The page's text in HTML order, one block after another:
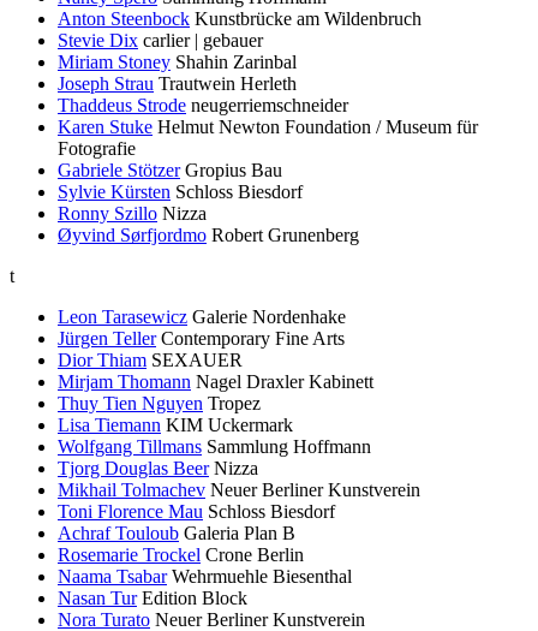
Anton Steenbock Kunstbrücke am Wildenbruch
Stevie Dix carlier | gebauer
Miriam Stoney Shahin Zarinbal
Joseph Strau Trautwein Herleth
Thaddeus Strode neugerriemschneider
Karen Stuke Helmut Newton Foundation / Museum für
Fotografie
Gabriele Stötzer Gropius Bau
Sylvie Kürsten Schloss Biesdorf
Ronny Szillo Nizza
Øyvind Sørfjordmo Robert Grunenberg
t
Leon Tarasewicz Galerie Nordenhake
Jürgen Teller Contemporary Fine Arts
Dior Thiam SEXAUER
Mirjam Thomann Nagel Draxler Kabinett
Thuy Tien Nguyen Tropez
Lisa Tiemann KIM Uckermark
Wolfgang Tillmans Sammlung Hoffmann
Tjorg Douglas Beer Nizza
Mikhail Tolmachev Neuer Berliner Kunstverein
Toni Florence Mau Schloss Biesdorf
Achraf Touloub Galeria Plan B
Rosemarie Trockel Crone Berlin
Naama Tsabar Wehrmuehle Biesenthal
Nasan Tur Edition Block
Nora Turato Neuer Berliner Kunstverein